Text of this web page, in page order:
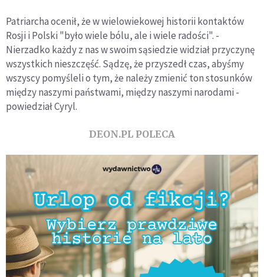
Patriarcha ocenił, że w wielowiekowej historii kontaktów
Rosji i Polski "było wiele bólu, ale i wiele radości". -
Nierzadko każdy z nas w swoim sąsiedzie widział przyczynę
wszystkich nieszczęść. Sądzę, że przyszedł czas, abyśmy
wszyscy pomyśleli o tym, że należy zmienić ton stosunków
między naszymi państwami, między naszymi narodami -
powiedział Cyryl.
DEON.PL POLECA